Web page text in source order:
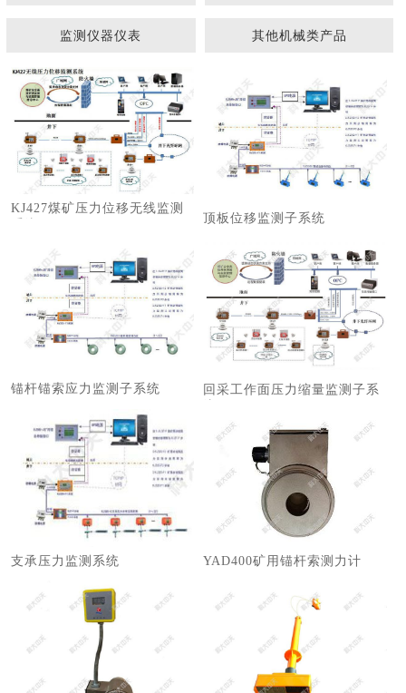
监测仪器仪表
其他机械类产品
KJ427煤矿压力位移无线监测
顶板位移监测子系统
锚杆锚索应力监测子系统
回采工作面压力缩量监测子系
支承压力监测系统 YAD400矿用锚杆索测力计